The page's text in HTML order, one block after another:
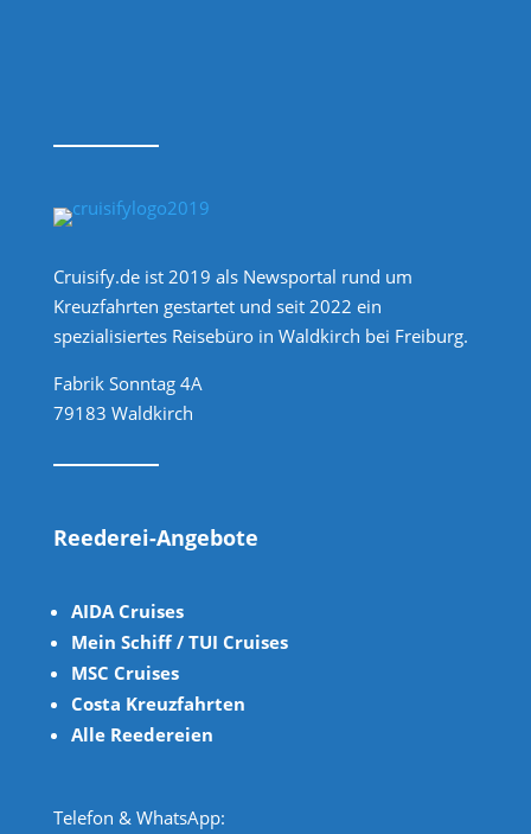
Cruisify.de ist 2019 als Newsportal rund um
Kreuzfahrten gestartet und seit 2022 ein
spezialisiertes Reisebüro in Waldkirch bei Freiburg.
Fabrik Sonntag 4A
79183 Waldkirch
Reederei-Angebote
AIDA Cruises
Mein Schiff / TUI Cruises
MSC Cruises
Costa Kreuzfahrten
Alle Reedereien
Telefon & WhatsApp: